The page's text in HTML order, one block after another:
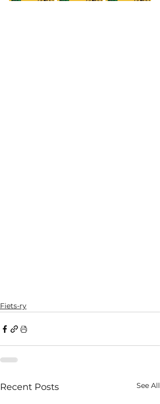
Fiets-ry
Recent Posts See All